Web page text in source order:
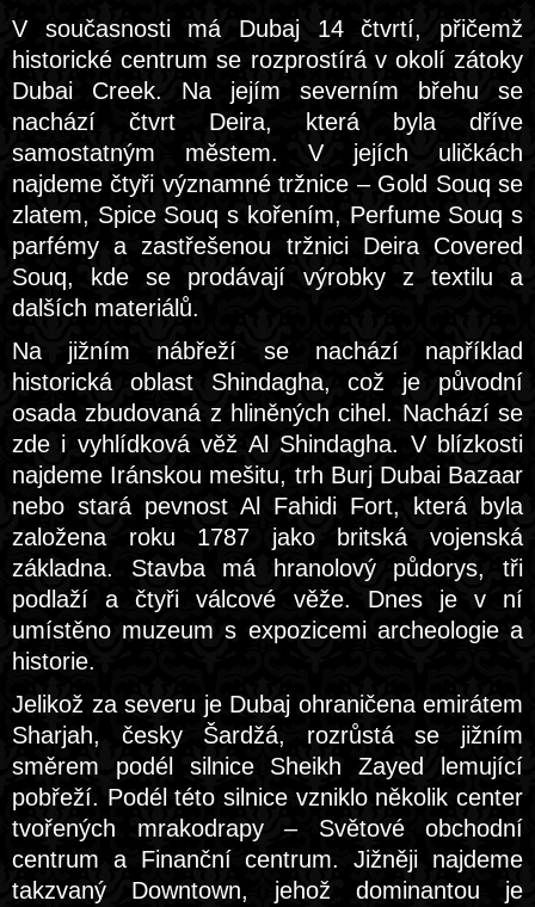
V současnosti má Dubaj 14 čtvrtí, přičemž
historické centrum se rozprostírá v okolí zátoky
Dubai Creek. Na jejím severním břehu se
nachází čtvrt Deira, která byla dříve
samostatným městem. V jejích uličkách
najdeme čtyři významné tržnice – Gold Souq se
zlatem, Spice Souq s kořením, Perfume Souq s
parfémy a zastřešenou tržnici Deira Covered
Souq, kde se prodávají výrobky z textilu a
dalších materiálů.
Na jižním nábřeží se nachází například
historická oblast Shindagha, což je původní
osada zbudovaná z hliněných cihel. Nachází se
zde i vyhlídková věž Al Shindagha. V blízkosti
najdeme Iránskou mešitu, trh Burj Dubai Bazaar
nebo stará pevnost Al Fahidi Fort, která byla
založena roku 1787 jako britská vojenská
základna. Stavba má hranolový půdorys, tři
podlaží a čtyři válcové věže. Dnes je v ní
umístěno muzeum s expozicemi archeologie a
historie.
Jelikož za severu je Dubaj ohraničena emirátem
Sharjah, česky Šardžá, rozrůstá se jižním
směrem podél silnice Sheikh Zayed lemující
pobřeží. Podél této silnice vzniklo několik center
tvořených mrakodrapy – Světové obchodní
centrum a Finanční centrum. Jižněji najdeme
takzvaný Downtown, jehož dominantou je